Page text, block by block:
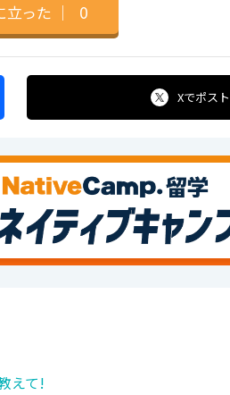
立った ｜ 0
Xでポスト
えて!